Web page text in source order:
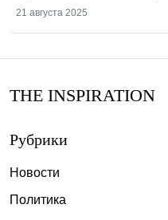
21 августа 2025
THE INSPIRATION
Рубрики
Новости
Политика